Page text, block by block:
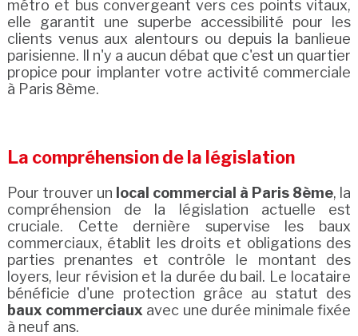
métro et bus convergeant vers ces points vitaux,
elle garantit une superbe accessibilité pour les
clients venus aux alentours ou depuis la banlieue
parisienne. Il n'y a aucun débat que c'est un quartier
propice pour implanter votre activité commerciale
à Paris 8ème.
La compréhension de la législation
Pour trouver un local commercial à Paris 8ème, la
compréhension de la législation actuelle est
cruciale. Cette dernière supervise les baux
commerciaux, établit les droits et obligations des
parties prenantes et contrôle le montant des
loyers, leur révision et la durée du bail. Le locataire
bénéficie d'une protection grâce au statut des
baux commerciaux avec une durée minimale fixée
à neuf ans.